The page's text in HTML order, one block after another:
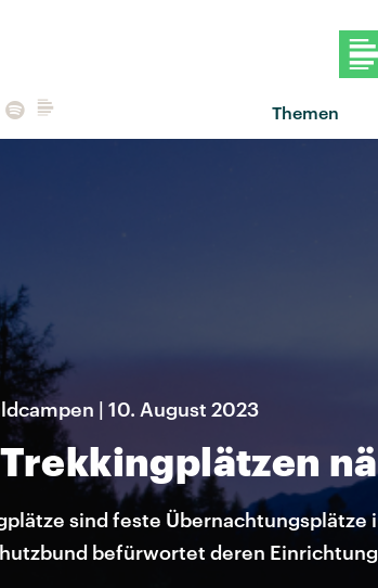
Themen
| 10. August 2023
sind feste
befürwortet deren